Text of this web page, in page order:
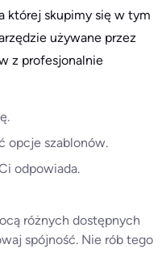
której skupimy się w tym
używane przez
z profesjonalnie
opcje szablonów.
odpowiada.
różnych dostępnych
spójność. Nie rób tego